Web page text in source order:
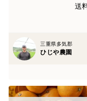
送
三重県多気郡
ひじや農園